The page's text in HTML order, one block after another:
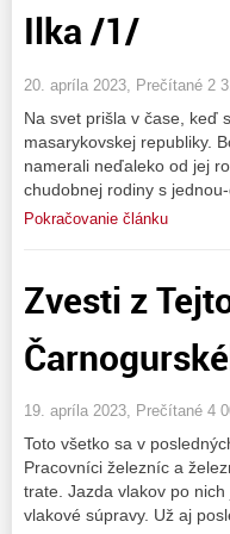
Ilka /1/
20. apríla 2023, Prečítané 2
Na svet prišla v čase, keď
masarykovskej republiky.
namerali neďaleko od jej
chudobnej rodiny s
Pokračovanie článku
Zvesti z
19. apríla 2023, Prečítané 4
Toto všetko sa v
Pracovníci železníc a
trate. Jazda vlakov po
vlakové súpravy. Už aj